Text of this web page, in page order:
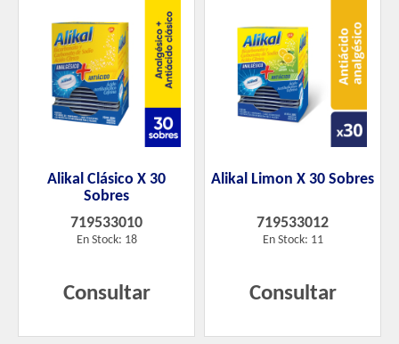
Alikal Clásico X 30
Sobres
719533010
En Stock: 18
Consultar
Alikal Limon X 30 Sobres
719533012
En Stock: 11
Consultar